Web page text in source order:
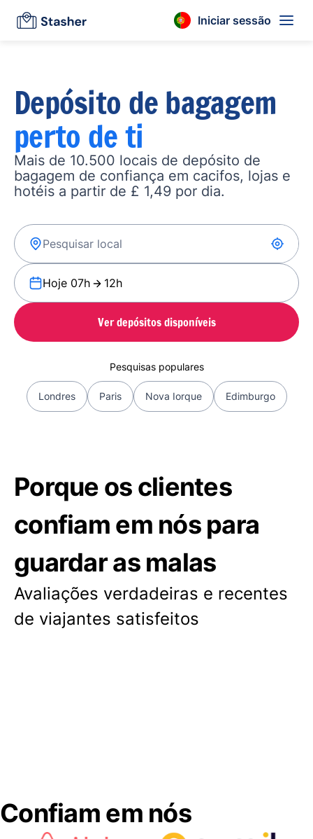
Iniciar sessão
Depósito de bagagem
perto de ti
Mais de 10.500 locais de depósito de
bagagem de confiança em cacifos, lojas e
hotéis a partir de £ 1,49 por dia.
Hoje 07h 12h
Ver depósitos disponíveis
Pesquisas populares
Londres Paris Nova Iorque Edimburgo
Porque os clientes
confiam em nós para
guardar as malas
Avaliações verdadeiras e recentes
de viajantes satisfeitos
Confiam em nós